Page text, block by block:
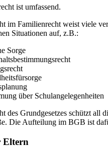
ist umfassend.
im Familienrecht weist viele
Situationen auf, z.B.:
Sorge
über Schulangelegenheiten
des Grundgesetzes schützt all
Die Aufteilung im BGB ist
Eltern